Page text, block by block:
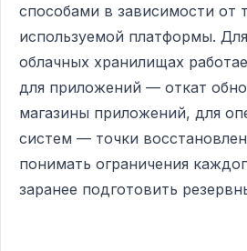
способами в зависимости от
используемой платформы.
облачных хранилищах
для приложений — откат
магазины приложений, для
систем — точки
понимать ограничения
заранее подготовить